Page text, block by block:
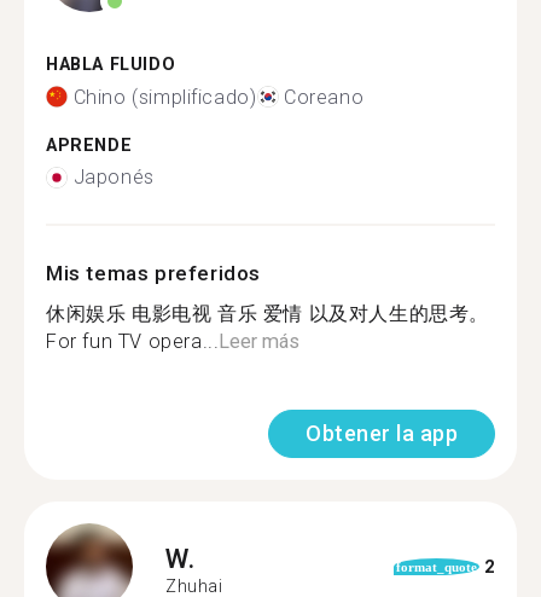
HABLA FLUIDO
Chino (simplificado) Coreano
APRENDE
Japonés
Mis temas preferidos
休闲娱乐 电影电视 音乐 爱情 以及对人生的思考。
For fun TV opera...Leer más
Obtener la app
W.
Zhuhai
format_quote 2